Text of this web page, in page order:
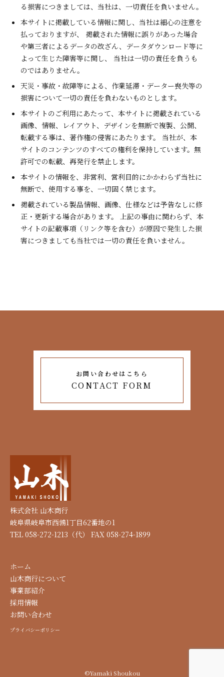
る損害につきましては、当社は、一切責任を負いません。
本サイトに掲載している情報に関し、当社は細心の注意を
払っておりますが、 掲載された情報に誤りがあった場合
や第三者によるデータの改ざん、データダウンロード等に
よって生じた障害等に関し、 当社は一切の責任を負うも
のではありません。
天災・事故・故障等による、作業延滞・データー喪失等の
損害について一切の責任を負わないものとします。
本サイトのご利用にあたって、本サイトに掲載されている
画像、情報、レイアウト、デザインを無断で複製、公開、
転載する事は、著作権の侵害にあたります。 当社が、本
サイトのコンテンツのすべての権利を保持しています。無
許可での転載、再発行を禁止します。
本サイトの情報を、非営利、営利目的にかかわらず当社に
無断で、使用する事を、一切固く禁じます。
掲載されている製品情報、画像、仕様などは予告なしに修
正・更新する場合があります。 上記の事由に関わらず、本
サイトの記載事項（リンク等を含む）が原因で発生した損
害につきましても当社では一切の責任を負いません。
お問い合わせはこちら
CONTACT FORM
株式会社 山木商行
岐阜県岐阜市西鶉1丁目62番地の1
TEL 058-272-1213（代） FAX 058-274-1899
ホーム
山木商行について
事業部紹介
採用情報
お問い合わせ
プライバシーポリシー
©Yamaki Shoukou